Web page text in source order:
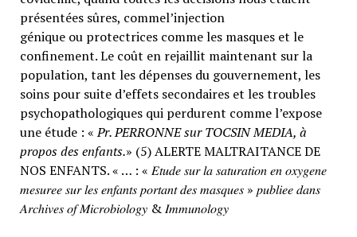
présentées sûres, commel’injection
génique ou protectrices comme les masques et le
confinement. Le coût en rejaillit maintenant sur la
population, tant les dépenses du gouvernement, les
soins pour suite d’effets secondaires et les troubles
psychopathologiques qui perdurent comme l’expose
une étude : «Pr. PERRONNE sur TOCSIN MEDIA, à
propos des enfants.» (5) ALERTE MALTRAITANCE DE
NOS ENFANTS. « … : « 𝐸𝑡𝑢𝑑𝑒 𝑠𝑢𝑟 𝑙𝑎 𝑠𝑎𝑡𝑢𝑟𝑎𝑡𝑖𝑜𝑛 𝑒𝑛 𝑜𝑥𝑦𝑔𝑒𝑛𝑒
𝑚𝑒𝑠𝑢𝑟𝑒𝑒 𝑠𝑢𝑟 𝑙𝑒𝑠 𝑒𝑛𝑓𝑎𝑛𝑡𝑠 𝑝𝑜𝑟𝑡𝑎𝑛𝑡 𝑑𝑒𝑠 𝑚𝑎𝑠𝑞𝑢𝑒𝑠 » 𝑝𝑢𝑏𝑙𝑖𝑒𝑒 𝑑𝑎𝑛𝑠
𝐴𝑟𝑐ℎ𝑖𝑣𝑒𝑠 𝑜𝑓 𝑀𝑖𝑐𝑟𝑜𝑏𝑖𝑜𝑙𝑜𝑔𝑦 & 𝐼𝑚𝑚𝑢𝑛𝑜𝑙𝑜𝑔𝑦